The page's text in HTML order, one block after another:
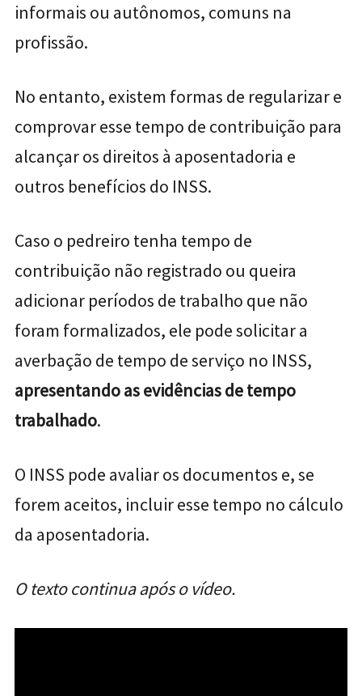
informais ou autônomos, comuns na
profissão.
No entanto, existem formas de regularizar e
comprovar esse tempo de contribuição para
alcançar os direitos à aposentadoria e
outros benefícios do INSS.
Caso o pedreiro tenha tempo de
contribuição não registrado ou queira
adicionar períodos de trabalho que não
foram formalizados, ele pode solicitar a
averbação de tempo de serviço no INSS,
apresentando as evidências de tempo
trabalhado.
O INSS pode avaliar os documentos e, se
forem aceitos, incluir esse tempo no cálculo
da aposentadoria.
O texto continua após o vídeo.